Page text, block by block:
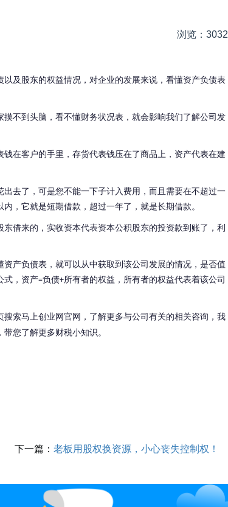
浏览：3032
及股东的权益情况，对企业的发展来说，看懂资产负债表
摸不到头脑，看不懂财务状况表，就会影响我们了解公司发
在客户的手里，存货代表钱压在了商品上，资产代表在建
去了，可是您不能一下子计入费用，而且需要在不超过一
，它就是短期借款，超过一年了，就是长期借款。
借来的，实收资本代表资本公积股东的投资款到账了，利
产负债表，就可以从中获取到该公司发展的情况，是否值
式，资产=负债+所有者的权益，所有者的权益代表着该公司
索马上创业网官网，了解更多与公司有关的相关咨询， 我
带您了解更多财税小知识。
下一篇： 老板用股权换资源，小心丧失控制权！